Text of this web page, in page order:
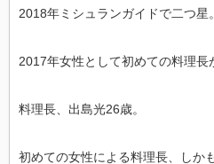
2018年ミシュランガイドで二つ星。
2017年女性として初めての料理長
料理長、出島光26歳。
初めての女性による料理長、しか